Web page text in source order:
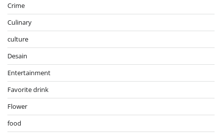
Crime
Culinary
culture
Desain
Entertainment
Favorite drink
Flower
food